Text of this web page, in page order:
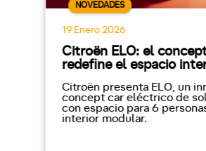
NOVEDADES
19 Enero 2026
Citroën ELO: el
redefine el espacio
Citroën presenta ELO, un
concept car eléctrico de
con espacio para 6
interior modular.